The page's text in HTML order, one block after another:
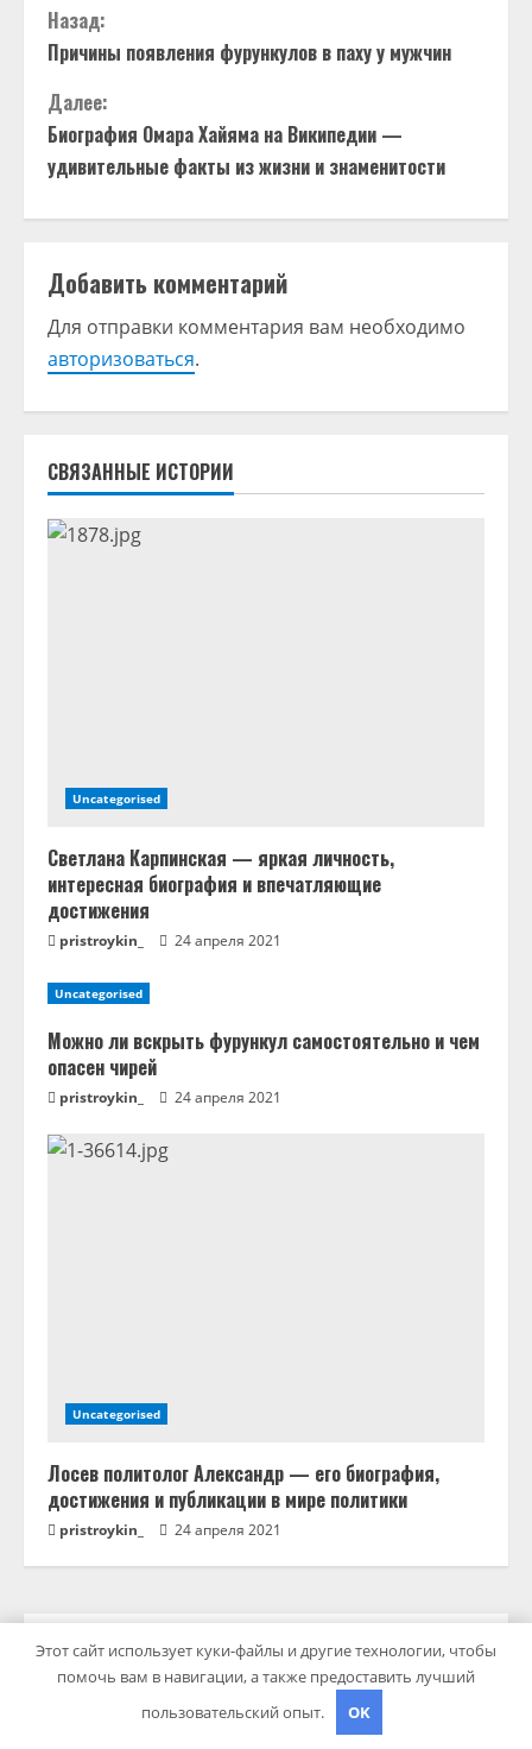
П
р
о
д
о
л
ж
и
т
ь
ч
Назад:
Причины появления фурункулов в паху у мужчин
Далее:
Биография Омара Хайяма на Википедии —
удивительные факты из жизни и знаменитости
Добавить комментарий
Для отправки комментария вам необходимо
авторизоваться.
СВЯЗАННЫЕ ИСТОРИИ
Uncategorised
Светлана Карпинская — яркая личность,
интересная биография и впечатляющие
достижения
pristroykin_ 24 апреля 2021
Uncategorised
Можно ли вскрыть фурункул самостоятельно и чем
опасен чирей
pristroykin_ 24 апреля 2021
Uncategorised
Лосев политолог Александр — его биография,
достижения и публикации в мире политики
pristroykin_ 24 апреля 2021
ПОИСК
Этот сайт использует куки-файлы и другие технологии, чтобы
помочь вам в навигации, а также предоставить лучший
пользовательский опыт.
OK